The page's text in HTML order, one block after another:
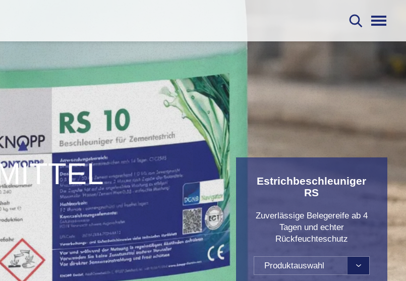
Estrichbeschleuniger
RS
Zuverlässige Belegereife ab 4
Tagen und echter
Rückfeuchteschutz
Produktauswahl